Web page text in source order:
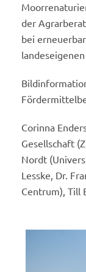
der
bei
Corinna
Gesellschaft
Nordt
Lesske, Dr.
Centrum), Till